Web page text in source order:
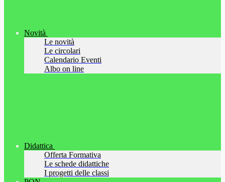
Novità
Le novità
Le circolari
Calendario Eventi
Albo on line
Didattica
Offerta Formativa
Le schede didattiche
I progetti delle classi